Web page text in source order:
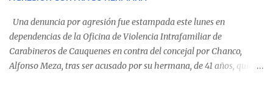
detectaron incumplimientos a la normativa vigente. El informe
precisa que la mayor cantidad de dinero apostado se registró en
Talca, donde...
Una denuncia por agresión fue estampada este lunes en
dependencias de la Oficina de Violencia Intrafamiliar de
Carabineros de Cauquenes en contra del concejal por Chanco,
Alfonso Meza, tras ser acusado por su hermana, de 41 años, quien